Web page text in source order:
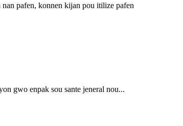
pafen, konnen kijan pou itilize pafen
gwo enpak sou sante jeneral nou...